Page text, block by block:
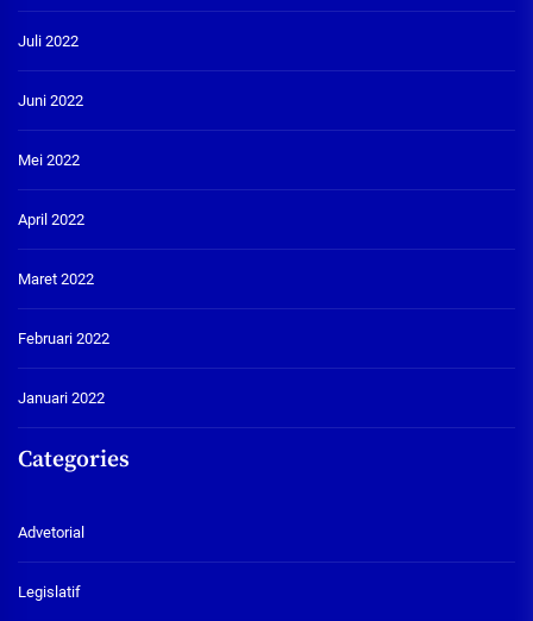
Juli 2022
Juni 2022
Mei 2022
April 2022
Maret 2022
Februari 2022
Januari 2022
Categories
Advetorial
Legislatif